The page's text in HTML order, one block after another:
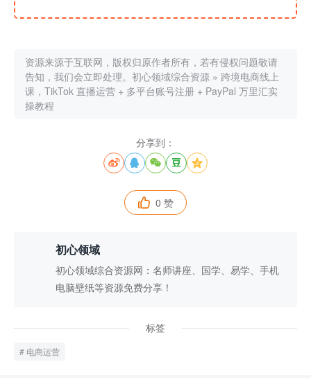
资源来源于互联网，版权归原作者所有，若有侵权问题敬请
告知，我们会立即处理。 初心领域综合资源 » 跨境电商线上
课，TikTok 直播运营 + 多平台账号注册 + PayPal 万里汇实
操教程
分享到：
    
 0 赞
初心领域
初心领域综合资源网：名师讲座、国学、易学、手机
电脑壁纸等资源免费分享！
标签
电商运营